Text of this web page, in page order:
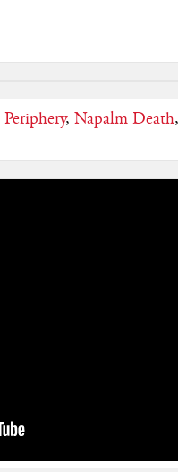
Periphery, Napalm Death